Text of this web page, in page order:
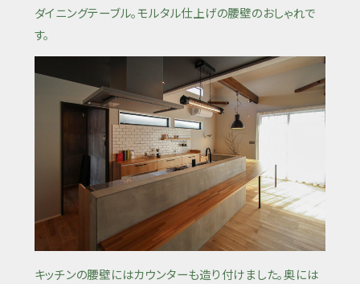
ダイニングテーブル。モルタル仕上げの腰壁のおしゃれで
す。
キッチンの腰壁にはカウンターも造り付けました。奥には